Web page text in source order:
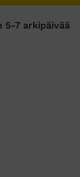
5-7 arkipäivää